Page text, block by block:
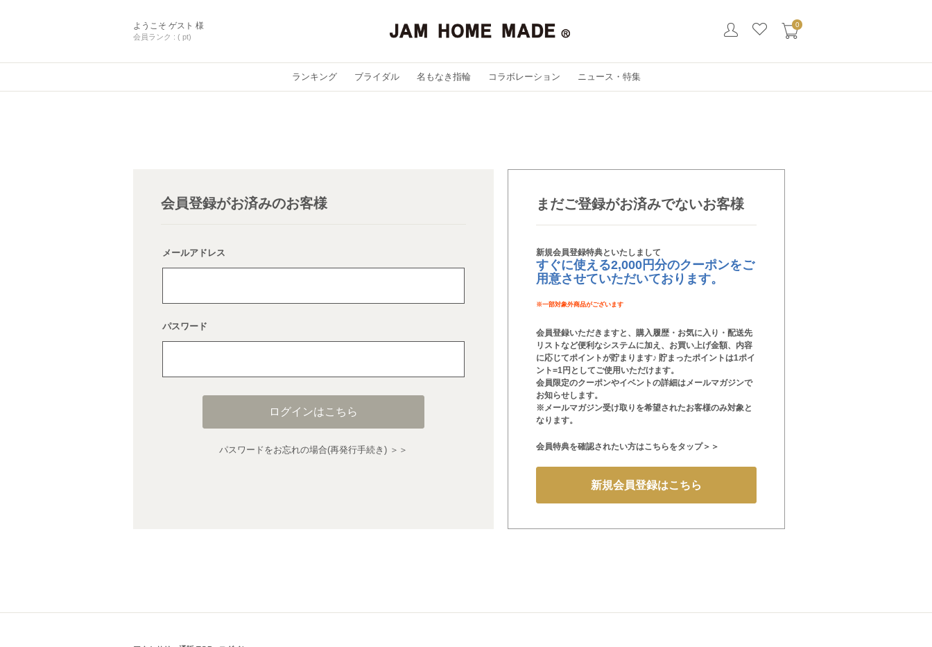
ようこそ ゲスト 様
会員ランク : ( pt)
0
ランキング ブライダル 名もなき指輪 コラボレーション ニュース・特集
会員登録がお済みのお客様
メールアドレス
パスワード
ログインはこちら
パスワードをお忘れの場合(再発行手続き) ＞＞
まだご登録がお済みでないお客様
新規会員登録特典といたしまして
すぐに使える2,000円分のクーポンをご
用意させていただいております。
※一部対象外商品がございます
会員登録いただきますと、購入履歴・お気に入り・配送先
リストなど便利なシステムに加え、お買い上げ金額、内容
に応じてポイントが貯まります♪ 貯まったポイントは1ポイ
ント=1円としてご使用いただけます。
会員限定のクーポンやイベントの詳細はメールマガジンで
お知らせします。
※メールマガジン受け取りを希望されたお客様のみ対象と
なります。
会員特典を確認されたい方はこちらをタップ＞＞
新規会員登録はこちら